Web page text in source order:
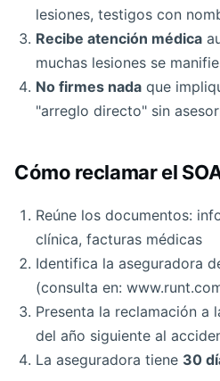
lesiones, testigos con
Recibe atención médica
muchas lesiones se
No firmes nada que
"arreglo directo" sin
Cómo reclamar el
Reúne los documentos:
clínica, facturas médicas
Identifica la aseguradora
(consulta en:
Presenta la reclamación a
del año siguiente al
La aseguradora tiene 30